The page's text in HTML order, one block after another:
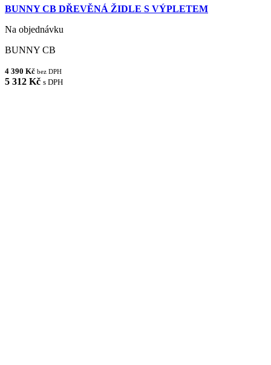
BUNNY CB DŘEVĚNÁ ŽIDLE S VÝPLETEM
Na objednávku
BUNNY CB
4 390 Kč bez DPH
5 312 Kč s DPH